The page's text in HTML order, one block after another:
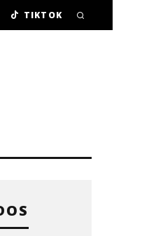
TIKTOK